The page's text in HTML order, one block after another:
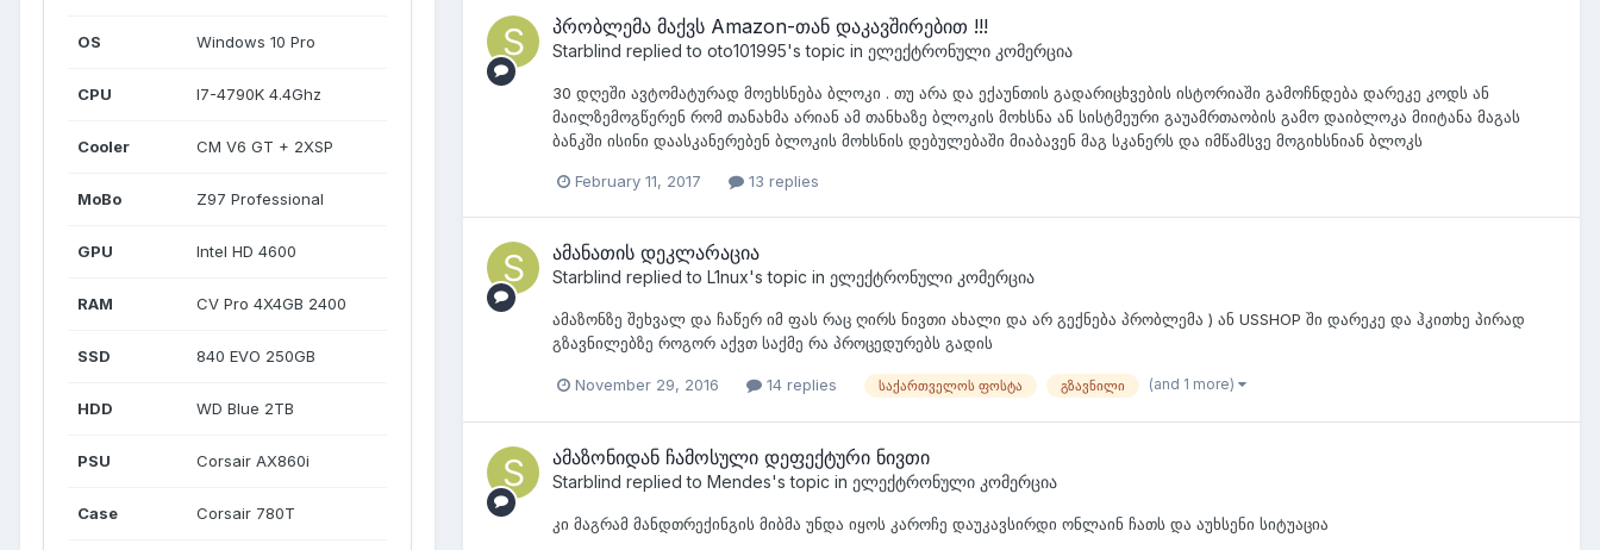
OS Windows 10 Pro
CPU I7-4790K 4.4Ghz
Cooler CM V6 GT + 2XSP
MoBo Z97 Professional
GPU Intel HD 4600
RAM CV Pro 4X4GB 2400
SSD 840 EVO 250GB
HDD WD Blue 2TB
PSU Corsair AX860i
Case Corsair 780T
პრობლემა მაქვს Amazon-თან დაკავშირებით !!!
Starblind replied to oto101995's topic in ელექტრონული კომერცია
30 დღეში ავტომატურად მოეხსნება ბლოკი . თუ არა და ექაუნთის გადარიცხვების ისტორიაში გამოჩნდება დარეკე კოდს ან
მაილზემოგწერენ რომ თანახმა არიან ამ თანხაზე ბლოკის მოხსნა ან სისტმეური გაუამრთაობის გამო დაიბლოკა მიიტანა მაგას
ბანკში ისინი დაასკანერებენ ბლოკის მოხსნის დებულებაში მიაბავენ მაგ სკანერს და იმწამსვე მოგიხსნიან ბლოკს
February 11, 2017 13 replies
ამანათის დეკლარაცია
Starblind replied to L1nux's topic in ელექტრონული კომერცია
ამაზონზე შეხვალ და ჩაწერ იმ ფას რაც ღირს ნივთი ახალი და არ გექნება პრობლემა ) ან USSHOP ში დარეკე და ჰკითხე პირად
გზავნილებზე როგორ აქვთ საქმე რა პროცედურებს გადის
November 29, 2016 14 replies საქართველოს ფოსტა გზავნილი (and 1 more)
ამაზონიდან ჩამოსული დეფექტური ნივთი
Starblind replied to Mendes's topic in ელექტრონული კომერცია
კი მაგრამ მანდთრექინგის მიბმა უნდა იყოს კაროჩე დაუკავსირდი ონლაინ ჩათს და აუხსენი სიტუაცია